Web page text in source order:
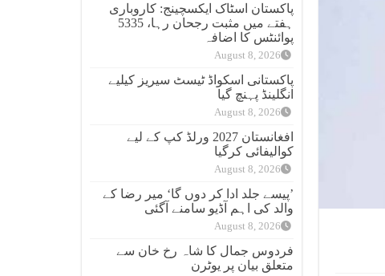
پاکستان اسٹاک ایکسچینج: کاروباری
ہفتے میں مثبت رجحان رہا، 5335
پوائنٹس کا اضافہ
August 8, 2026
پاکستانی اسکواڈ ٹیسٹ سیریز کیلیے
انگلینڈ پہنچ گیا
August 8, 2026
افغانستان 2027 ورلڈ کپ کے لیے
کوالیفائی کرگیا
August 8, 2026
’پیسے جلد ادا کر دوں گا‘ میر رضا کے
والد کی اہم آڈیو سامنے آگئی
August 8, 2026
فردوس جمال کا شاہ رخ خان سے
متعلق بیان پر یوٹرن